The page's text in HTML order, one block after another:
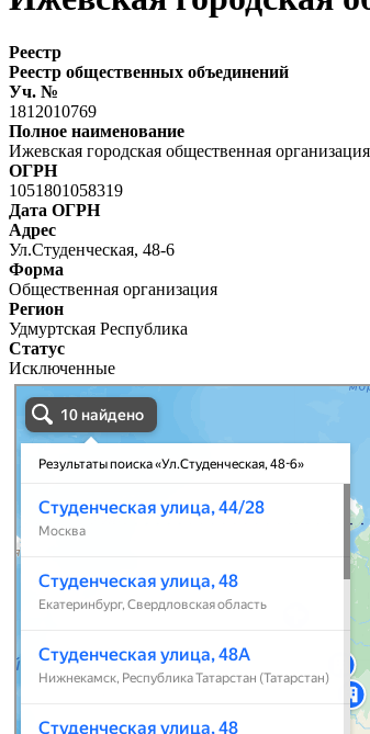
Реестр
Реестр общественных объединений
Уч. №
1812010769
Полное наименование
Ижевская городская общественная
ОГРН
1051801058319
Дата ОГРН
Адрес
Ул.Студенческая, 48-6
Форма
Общественная организация
Регион
Удмуртская Республика
Статус
Исключенные